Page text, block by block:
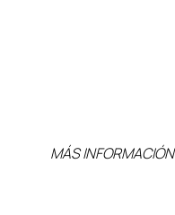
MÁS INFORMACIÓN